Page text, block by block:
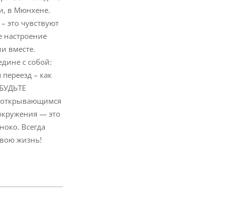
в Мюнхене.
это чувствуют
настроение
вместе.
с собой:
– как
открывающимся
— это
Всегда
жизнь!